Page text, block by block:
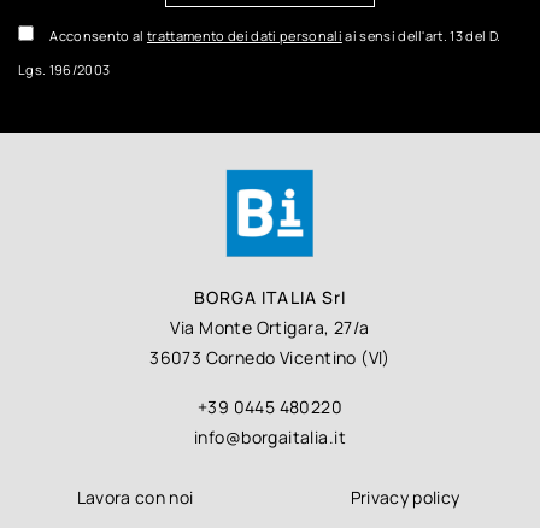
Acconsento al trattamento dei dati personali ai sensi dell'art. 13 del D.
Lgs. 196/2003
BORGA ITALIA Srl
Via Monte Ortigara, 27/a
36073 Cornedo Vicentino (VI)
+39 0445 480220
info@borgaitalia.it
Lavora con noi Privacy policy